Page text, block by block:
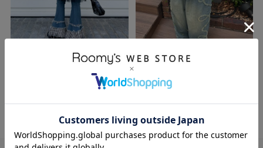
KAEDE